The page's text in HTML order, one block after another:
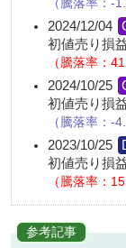
（騰落率：-
2024/12/04
初値売り損
（騰落率：
2024/10/25
初値売り損
（騰落率：-
2023/10/25
初値売り損
（騰落率：
参考記事